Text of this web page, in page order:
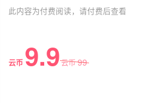
此内容为付费阅读，请付费后查看
云币 9.9云币99